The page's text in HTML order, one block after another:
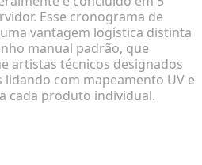
Esse cronograma de
vantagem logística distinta
manual padrão, que
artistas técnicos designados
lidando com mapeamento UV e
cada produto individual.